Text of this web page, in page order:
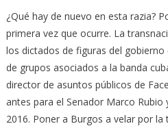
¿Qué hay de nuevo en esta razia?
primera vez que ocurre. La
los dictados de figuras del
de grupos asociados a la banda
director de asuntos públicos de
antes para el Senador Marco
2016. Poner a Burgos a velar por